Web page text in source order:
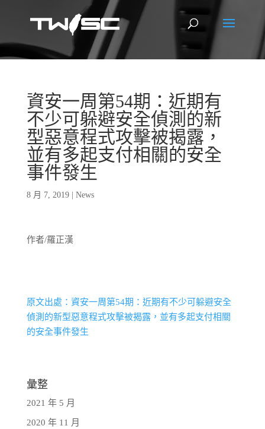
資安一周第54期：近期有
不少可躲避安全偵測的新
型惡意程式攻擊被揭露，
並有多起支付相關的安全
事件發生
8 月 7, 2019| News
作者/羅正漢
原文出處：資安一周第54期：近期有不少可躲避安全
偵測的新型惡意程式攻擊被揭露，並有多起支付相關
的安全事件發生
彙整
2021 年 5 月
2020 年 11 月